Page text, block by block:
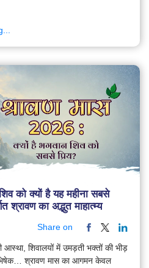
को क्यों है यह महीना सबसे
श्रावण का अद्भुत माहात्म्य
Share on
आस्था, शिवालयों में उमड़ती भक्तों की भीड़
श्रावण मास का आगमन केवल